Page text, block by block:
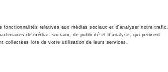
relatives aux médias sociaux et d'analyser notre trafic.
de médias sociaux, de publicité et d'analyse, qui peuvent
collectées lors de votre utilisation de leurs services.
Histoire International